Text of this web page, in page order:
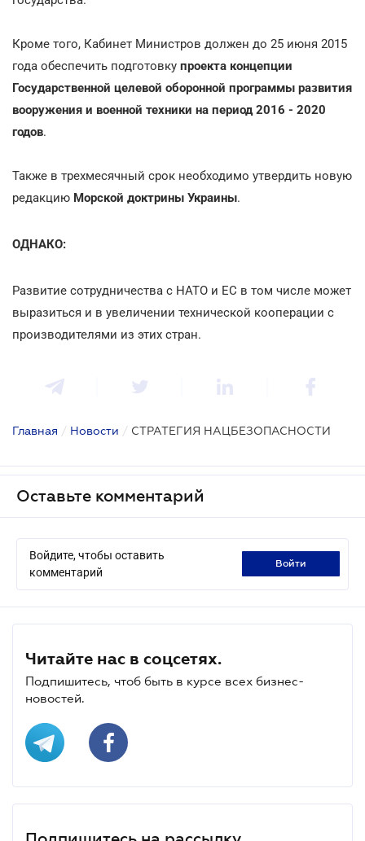
Кроме того, Кабинет Министров должен до 25 июня 2015
года обеспечить подготовку проекта концепции
Государственной целевой оборонной программы развития
вооружения и военной техники на период 2016 - 2020
годов.
Также в трехмесячный срок необходимо утвердить новую
редакцию Морской доктрины Украины.
ОДНАКО:
Развитие сотрудничества с НАТО и ЕС в том числе может
выразиться и в увеличении технической кооперации с
производителями из этих стран.
Главная / Новости / СТРАТЕГИЯ НАЦБЕЗОПАСНОСТИ
Оставьте комментарий
Войдите, чтобы оставить
комментарий
войти
Читайте нас в соцсетях.
Подпишитесь, чтоб быть в курсе всех бизнес-
новостей.